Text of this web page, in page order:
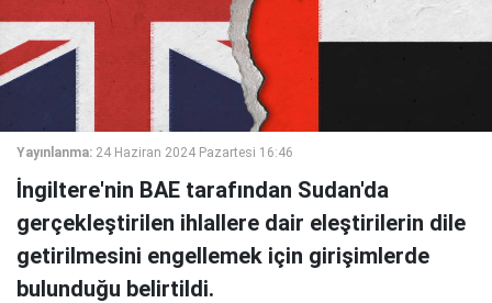
Yayınlanma: 24 Haziran 2024 Pazartesi 16:46
İngiltere'nin BAE tarafından Sudan'da
gerçekleştirilen ihlallere dair eleştirilerin dile
getirilmesini engellemek için girişimlerde
bulunduğu belirtildi.